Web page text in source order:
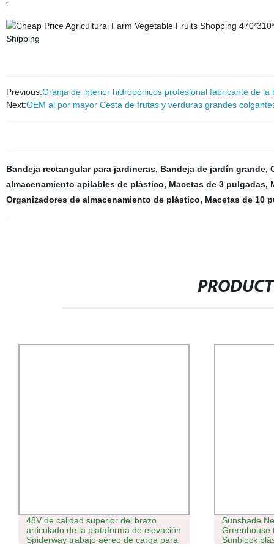
'
Previous:Granja de interior hidropónicos profesional fabricante de
Next:OEM al por mayor Cesta de frutas y verduras grandes
Bandeja rectangular para jardineras, Bandeja de jardín grande,
almacenamiento apilables de plástico, Macetas de 3 pulgadas,
Organizadores de almacenamiento de plástico, Macetas de 10
48V de calidad superior del brazo
articulado de la plataforma de elevación
Spiderway trabajo aéreo de carga para
Sunshade
Greenhouse
Sunblock